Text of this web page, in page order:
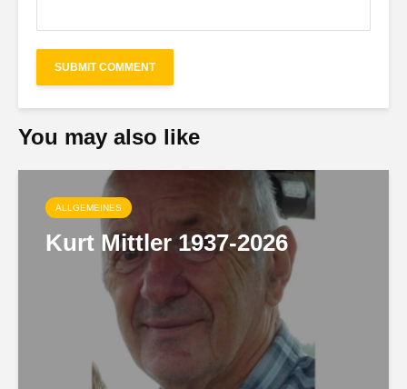
You may also like
ALLGEMEINES
Kurt Mittler 1937-2026